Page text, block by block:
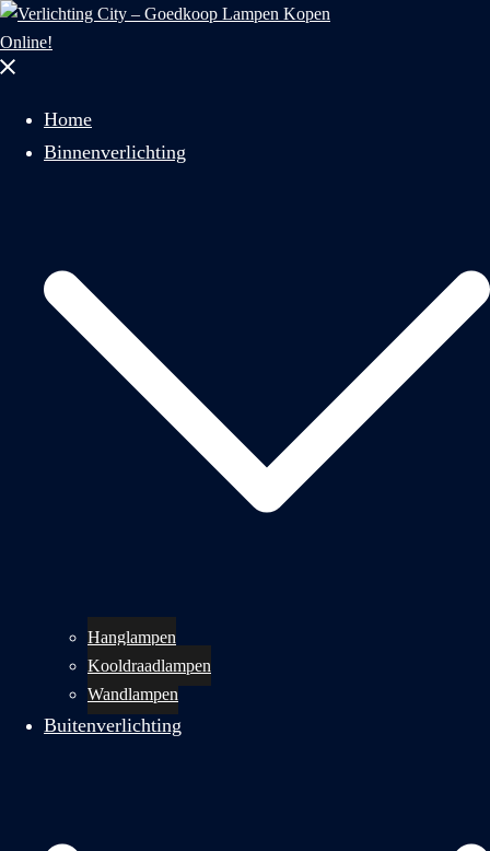
Menu
Home
Binnenverlichting
Hanglampen
Kooldraadlampen
Wandlampen
Buitenverlichting